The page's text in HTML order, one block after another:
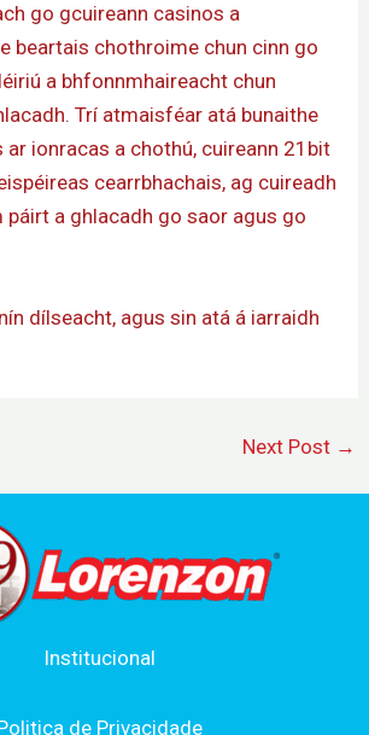
go gcuireann casinos a
beartais chothroime chun cinn go
a bhfonnmhaireacht chun
Trí atmaisféar atá bunaithe
ar ionracas a chothú, cuireann 21bit
cearrbhachais, ag cuireadh
páirt a ghlacadh go saor agus go
dílseacht, agus sin atá á iarraidh
Next Post →
Institucional
de Privacidade